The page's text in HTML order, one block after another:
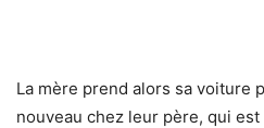
La mère prend alors sa voiture
nouveau chez leur père, qui